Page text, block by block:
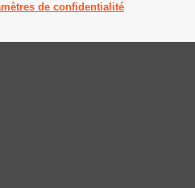
de confidentialité